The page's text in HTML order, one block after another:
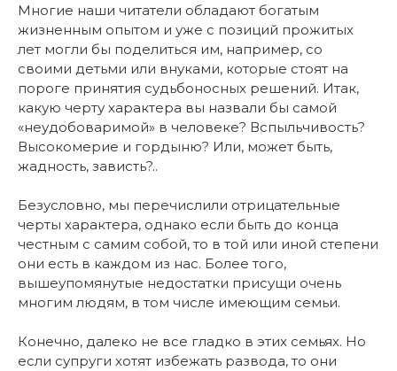
Многие наши читатели обладают богатым
жизненным опытом и уже с позиций прожитых
лет могли бы поделиться им, например, со
своими детьми или внуками, которые стоят на
пороге принятия судьбоносных решений. Итак,
какую черту характера вы назвали бы самой
«неудобоваримой» в человеке? Вспыльчивость?
Высокомерие и гордыню? Или, может быть,
жадность, зависть?..
Безусловно, мы перечислили отрицательные
черты характера, однако если быть до конца
честным с самим собой, то в той или иной степени
они есть в каждом из нас. Более того,
вышеупомянутые недостатки присущи очень
многим людям, в том числе имеющим семьи.
Конечно, далеко не все гладко в этих семьях. Но
если супруги хотят избежать развода, то они